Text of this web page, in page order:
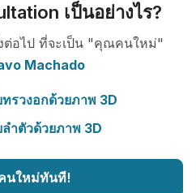
เป็นอย่างไร?
ต่อไป ที่จะเป็น "คุณคนใหม่"
Machado
รวงอกด้วยภาพ 3D
ำตัวด้วยภาพ 3D
นใหม่ทันที!